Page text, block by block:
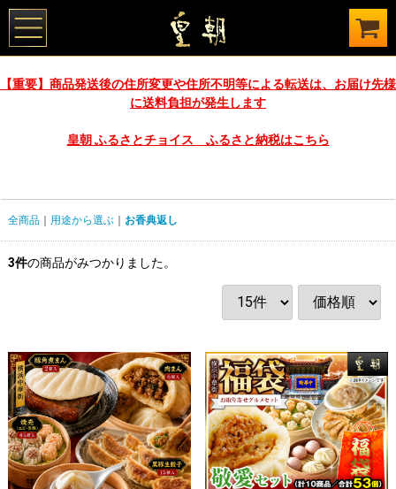
【重要】商品発送後の住所変更や住所不明等による転送は、お届け先様
に送料負担が発生します
皇朝 ふるさとチョイス ふるさと納税はこちら
全商品 用途から選ぶ お香典返し
3件の商品がみつかりました。